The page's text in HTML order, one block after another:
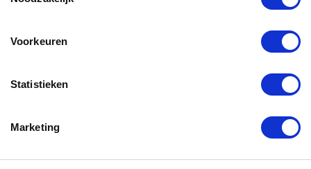
Voorkeuren
Statistieken
Marketing